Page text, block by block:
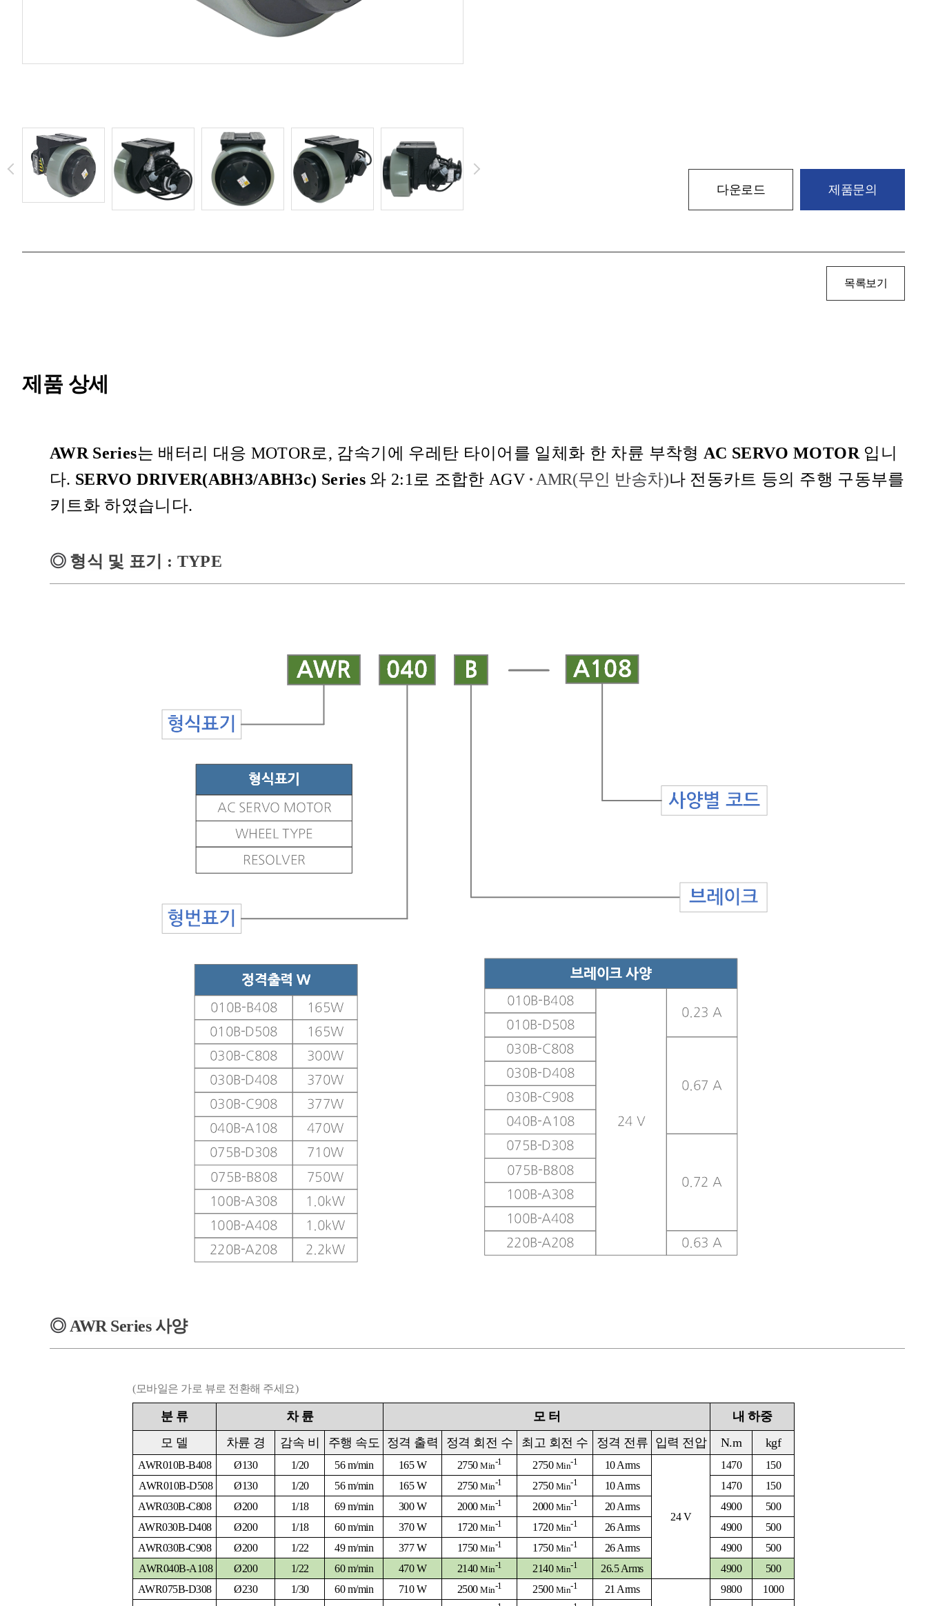
다운로드 제품문의
목록보기
제품 상세
AWR Series는 배터리 대응 MOTOR 로 , 감속기에 우레탄 타이어를 일체화 한 차륜 부착형 AC SERVO MOTOR 입니
다. SERVO DRIVER(ABH3/ABH3c) Series 와 2:1로 조합한 AGV · AMR(무인 반송차)나 전동카트 등의 주행 구동부를
키트화 하였습니다.
◎ 형식 및 표기 : TYPE
◎ AWR Series 사양
(모바일은 가로 뷰로 전환해 주세요)
분 류 차 륜 모 터
내 하중
모 델 차륜 경 감속 비 주행 속도 정격 출력 정격 회전 수 최고 회전 수 정격 전류 입력 전압 N.m kgf
AWR010B-B408 Ø130 1/20 56 m/min 165 W 2750 Min-1 2750 Min-1 10 Arms
24 V
1470
150
AWR010B-D508
Ø130 1/20 56 m/min 165 W 2750 Min-1 2750 Min-1 10 Arms 1470
150
AWR030B-C808
Ø200 1/18 69 m/min 300 W 2000 Min-1 2000 Min-1 20 Arms 4900
500
AWR030B-D408
Ø200 1/18 60 m/min 370 W 1720 Min-1 1720 Min-1 26 Arms 4900
500
AWR030B-C908
Ø200 1/22 49 m/min 377 W 1750 Min-1 1750 Min-1 26 Arms 4900
500
AWR040B-A108
Ø200 1/22 60 m/min 470 W 2140 Min-1 2140 Min-1 26.5 Arms 4900
500
AWR075B-D308
Ø230 1/30 60 m/min 710 W 2500 Min-1 2500 Min-1 21 Arms 9800
1000